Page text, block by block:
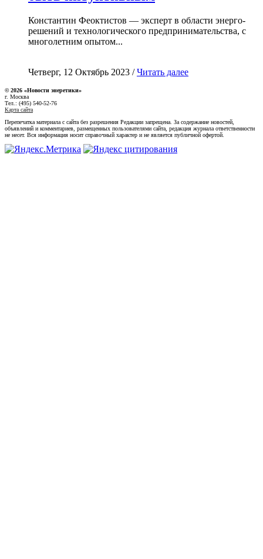
Константин Феоктистов — эксперт в области энерго-
решений и технологического предпринимательства, с
многолетним опытом...
Четверг, 12 Октябрь 2023 /Читать далее
© 2026 «Новости энеретики»
г. Москва
Тел.: (495) 540-52-76
Карта сайта
Перепечатка материала с сайта без разрешения Редакции запрещена. За содержание новостей,
объявлений и комментариев, размещенных пользователями сайта, редакция журнала ответственности
не несет. Вся информация носит справочный характер и не является публичной офертой.